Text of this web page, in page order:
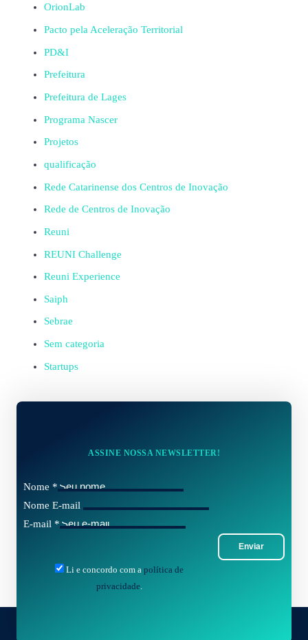
OrionLab
Pacto pela Aceleração Territorial
PD&I
Prefeitura
Prefeitura de Lages
Programa Nascer
Projetos
qualificação
Rede Catarinense dos Centros de Inovação
Rede de Centros de Inovação
Reuni
REUNI Challenge
Reuni Experience
Saiph
Sebrae
Sem categoria
Startups
ASSINE NOSSA NEWSLETTER!
Nome *
Nome E-mail
E-mail *
Enviar
Li e concordo com a política de
privacidade.